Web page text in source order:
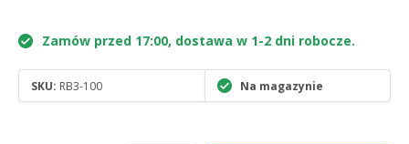
Zamów przed 17:00, dostawa w 1-2 dni robocze.
SKU: RB3-100 Na magazynie